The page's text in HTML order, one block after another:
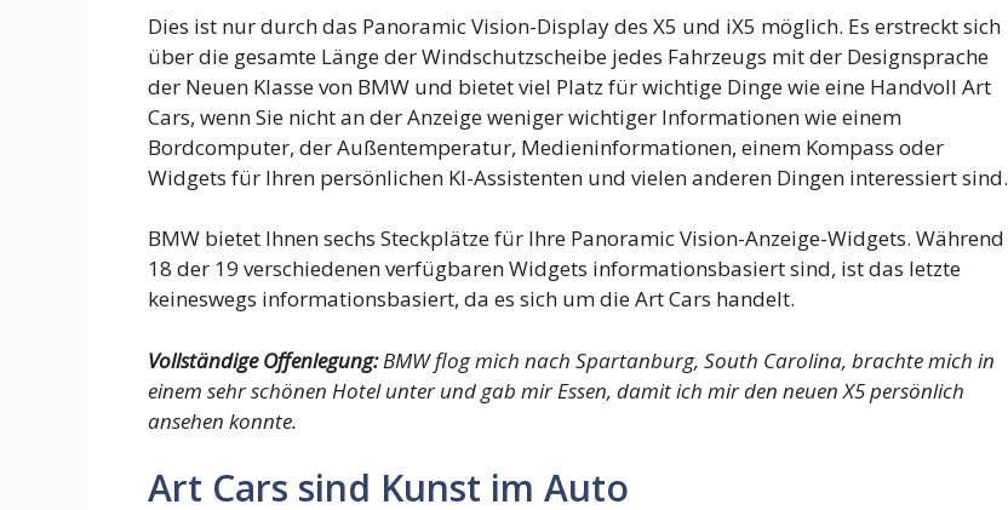
Dies ist nur durch das Panoramic Vision-Display des X5 und iX5 möglich. Es erstreckt sich
über die gesamte Länge der Windschutzscheibe jedes Fahrzeugs mit der Designsprache
der Neuen Klasse von BMW und bietet viel Platz für wichtige Dinge wie eine Handvoll Art
Cars, wenn Sie nicht an der Anzeige weniger wichtiger Informationen wie einem
Bordcomputer, der Außentemperatur, Medieninformationen, einem Kompass oder
Widgets für Ihren persönlichen KI-Assistenten und vielen anderen Dingen interessiert sind.
BMW bietet Ihnen sechs Steckplätze für Ihre Panoramic Vision-Anzeige-Widgets. Während
18 der 19 verschiedenen verfügbaren Widgets informationsbasiert sind, ist das letzte
keineswegs informationsbasiert, da es sich um die Art Cars handelt.
Vollständige Offenlegung:BMW flog mich nach Spartanburg, South Carolina, brachte mich in
einem sehr schönen Hotel unter und gab mir Essen, damit ich mir den neuen X5 persönlich
ansehen konnte.
Art Cars sind Kunst im Auto